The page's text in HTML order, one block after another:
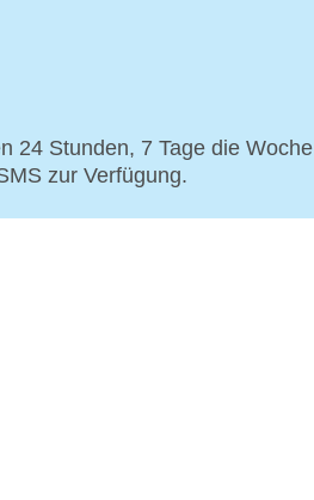
24 Stunden, 7 Tage die Woche
zur Verfügung.